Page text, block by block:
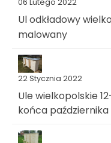
06 Lutego 2022
Ul odkładowy
malowany
22 Stycznia 2022
Ule wielkopolskie
końca października